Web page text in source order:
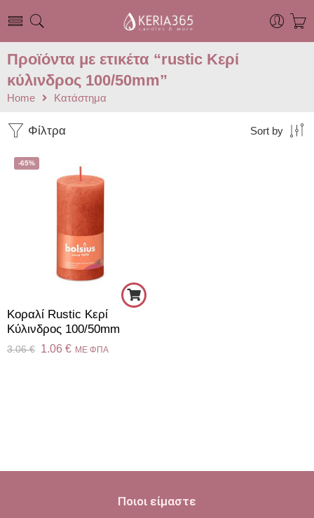
Προϊόντα με ετικέτα “rustic Κερί
κύλινδρος 100/50mm”
Home Κατάστημα
Φίλτρα Sort by
-65%
Κοραλί Rustic Κερί
Kύλινδρος 100/50mm
3.06€ 1.06 € ME ΦΠΑ
Ποιοι είμαστε